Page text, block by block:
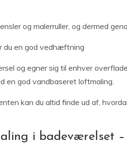
og malerruller, og dermed
du en god vedhæftning
og egner sig til enhver
en god vandbaseret loftmaling.
kan du altid finde ud af,
i badeværelset